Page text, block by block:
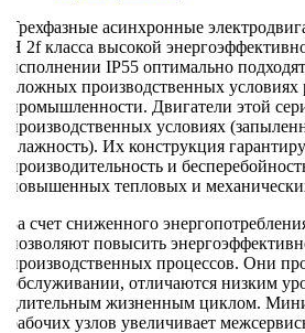
асинхронные
2f класса высокой
IP55 оптимально подходят
производственных условиях
Двигатели этой
условиях
Их конструкция
и бесперебойность
тепловых и механических
счет сниженного энергопотребления
повысить
процессов. Они
отличаются низким
жизненным циклом.
узлов увеличивает